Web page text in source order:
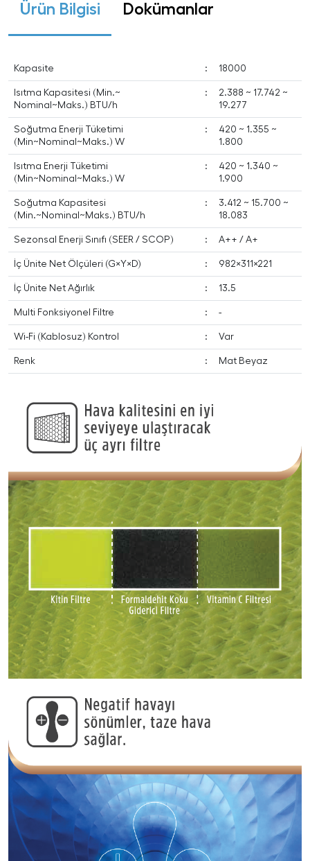
Ürün Bilgisi Dokümanlar
Kapasite : 18000
Isıtma Kapasitesi (Min.~
Nominal~Maks.) BTU/h
:
2.388 ~ 17.742 ~
19.277
Soğutma Enerji Tüketimi
(Min~Nominal~Maks.) W
:
420 ~ 1.355 ~
1.800
Isıtma Enerji Tüketimi
(Min~Nominal~Maks.) W
:
420 ~ 1.340 ~
1.900
Soğutma Kapasitesi
(Min.~Nominal~Maks.) BTU/h
:
3.412 ~ 15.700 ~
18.083
Sezonsal Enerji Sınıfı (SEER / SCOP) : A++ / A+
İç Ünite Net Ölçüleri (G×Y×D) : 982×311×221
İç Ünite Net Ağırlık : 13.5
Multi Fonksiyonel Filtre : -
Wi-Fi (Kablosuz) Kontrol : Var
Renk : Mat Beyaz